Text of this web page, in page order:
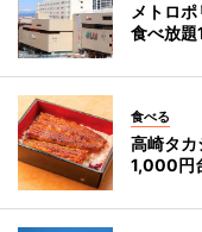
メトロ
食べ放
食べる
高崎タ
1,000円